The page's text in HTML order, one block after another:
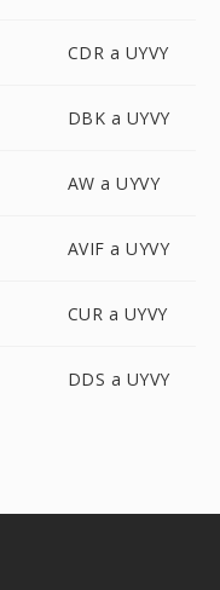
CDR a UYVY
DBK a UYVY
AW a UYVY
AVIF a UYVY
CUR a UYVY
DDS a UYVY